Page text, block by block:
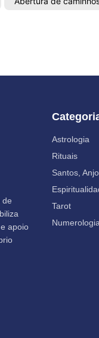
de
apoio
Astrologia
Rituais
Santos,
Tarot
Numerologia